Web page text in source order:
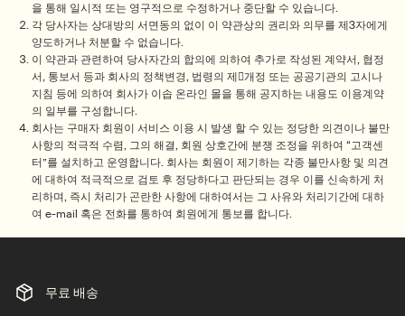
을 통해 일시적 또는 영구적으로 수정하거나 중단할 수 있습니다.
각 당사자는 상대방의 서면동의 없이 이 약관상의 권리와 의무를 제3자에게
양도하거나 처분할 수 없습니다.
이 약관과 관련하여 당사자간의 합의에 의하여 추가로 작성된 계약서, 협정
서, 통보서 등과 회사의 정책변경, 법령의 제개정 또는 공공기관의 고시나
지침 등에 의하여 회사가 이솝 온라인 몰을 통해 공지하는 내용도 이용계약
의 일부를 구성합니다.
회사는 구매자 회원이 서비스 이용 시 발생 할 수 있는 정당한 의견이나 불만
사항의 적극적 수렴, 그의 해결, 회원 상호간에 분쟁 조정을 위하여 “고객센
터”를 설치하고 운영합니다. 회사는 회원이 제기하는 각종 불만사항 및 의견
에 대하여 적극적으로 검토 후 정당하다고 판단되는 경우 이를 신속하게 처
리하며, 즉시 처리가 곤란한 사항에 대하여서는 그 사유와 처리기간에 대하
여 e-mail 혹은 전화를 통하여 회원에게 통보를 합니다.
무료 배송